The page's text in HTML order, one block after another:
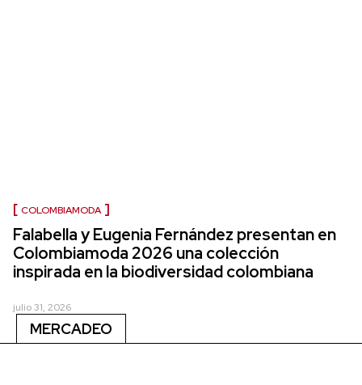
COLOMBIAMODA
Falabella y Eugenia Fernández presentan en
Colombiamoda 2026 una colección
inspirada en la biodiversidad colombiana
julio 31, 2026
MERCADEO